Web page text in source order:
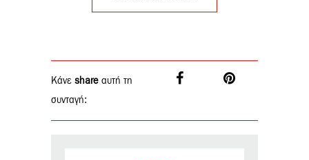
Κάνε share αυτή τη
συνταγή: